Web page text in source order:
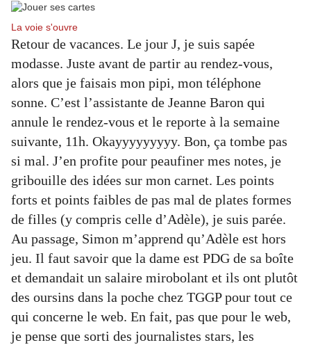
La voie s'ouvre
Retour de vacances. Le jour J, je suis sapée
modasse. Juste avant de partir au rendez-vous,
alors que je faisais mon pipi, mon téléphone
sonne. C’est l’assistante de Jeanne Baron qui
annule le rendez-vous et le reporte à la semaine
suivante, 11h. Okayyyyyyyyy. Bon, ça tombe pas
si mal. J’en profite pour peaufiner mes notes, je
gribouille des idées sur mon carnet. Les points
forts et points faibles de pas mal de plates formes
de filles (y compris celle d’Adèle), je suis parée.
Au passage, Simon m’apprend qu’Adèle est hors
jeu. Il faut savoir que la dame est PDG de sa boîte
et demandait un salaire mirobolant et ils ont plutôt
des oursins dans la poche chez TGGP pour tout ce
qui concerne le web. En fait, pas que pour le web,
je pense que sorti des journalistes stars, les